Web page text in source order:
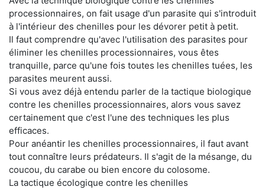
processionnaires, on fait usage d'un parasite qui s'introduit
à l'intérieur des chenilles pour les dévorer petit à petit.
Il faut comprendre qu'avec l'utilisation des parasites pour
éliminer les chenilles processionnaires, vous êtes
tranquille, parce qu'une fois toutes les chenilles tuées, les
parasites meurent aussi.
Si vous avez déjà entendu parler de la tactique biologique
contre les chenilles processionnaires, alors vous savez
certainement que c'est l'une des techniques les plus
efficaces.
Pour anéantir les chenilles processionnaires, il faut avant
tout connaître leurs prédateurs. Il s'agit de la mésange, du
coucou, du carabe ou bien encore du colosome.
La tactique écologique contre les chenilles